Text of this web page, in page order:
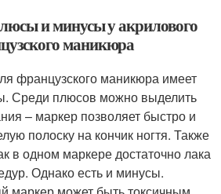
и минусы у акрилового
маникюра
французского маникюра имеет
Среди плюсов можно выделить
– маркер позволяет быстро и
полоску на кончик ногтя. Также
в одном маркере достаточно лака
Однако есть и минусы.